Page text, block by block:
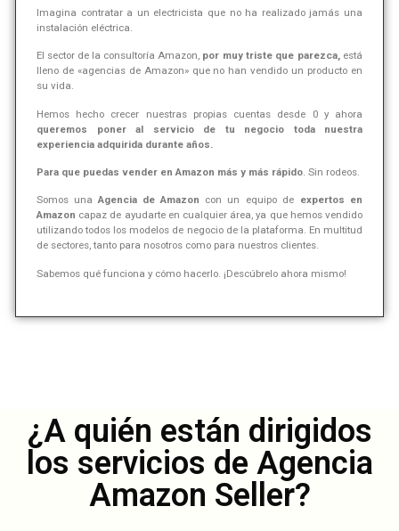
Imagina contratar a un electricista que no ha realizado jamás una
instalación eléctrica.
El sector de la consultoría Amazon, por muy triste que parezca, está
lleno de «agencias de Amazon» que no han vendido un producto en
su vida.
Hemos hecho crecer nuestras propias cuentas desde 0 y ahora
queremos poner al servicio de tu negocio toda nuestra
experiencia adquirida durante años.
Para que puedas vender en Amazon más y más rápido. Sin rodeos.
Somos unaAgencia de Amazon con un equipo de expertos en
Amazon capaz de ayudarte en cualquier área, ya que hemos vendido
utilizando todos los modelos de negocio de la plataforma. En multitud
de sectores, tanto para nosotros como para nuestros clientes.
Sabemos qué funciona y cómo hacerlo. ¡Descúbrelo ahora mismo!
¿A quién están dirigidos
los servicios de Agencia
Amazon Seller?